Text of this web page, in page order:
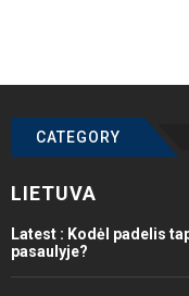
CATEGORY
LIETUVA
Latest : Kodėl padelis
pasaulyje?